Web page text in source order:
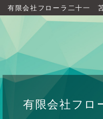
有限会社フローラ二十一
有限会社フ